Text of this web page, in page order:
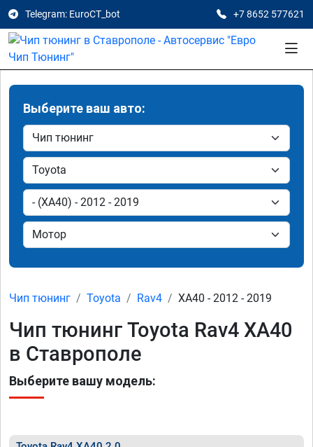
Telegram: EuroCT_bot +7 8652 577621
Выберите ваш авто:
Чип тюнинг Toyota Rav4 XA40 - 2012 - 2019
Чип тюнинг Toyota Rav4 XA40
в Ставрополе
Выберите вашу модель: